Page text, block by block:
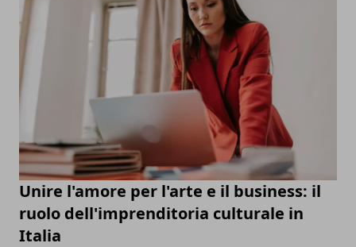
Unire l'amore per l'arte e il business: il
ruolo dell'imprenditoria culturale in
Italia